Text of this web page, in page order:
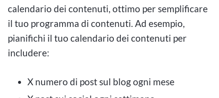
calendario dei contenuti, ottimo per semplificare
il tuo programma di contenuti. Ad esempio,
pianifichi il tuo calendario dei contenuti per
includere:
X numero di post sul blog ogni mese